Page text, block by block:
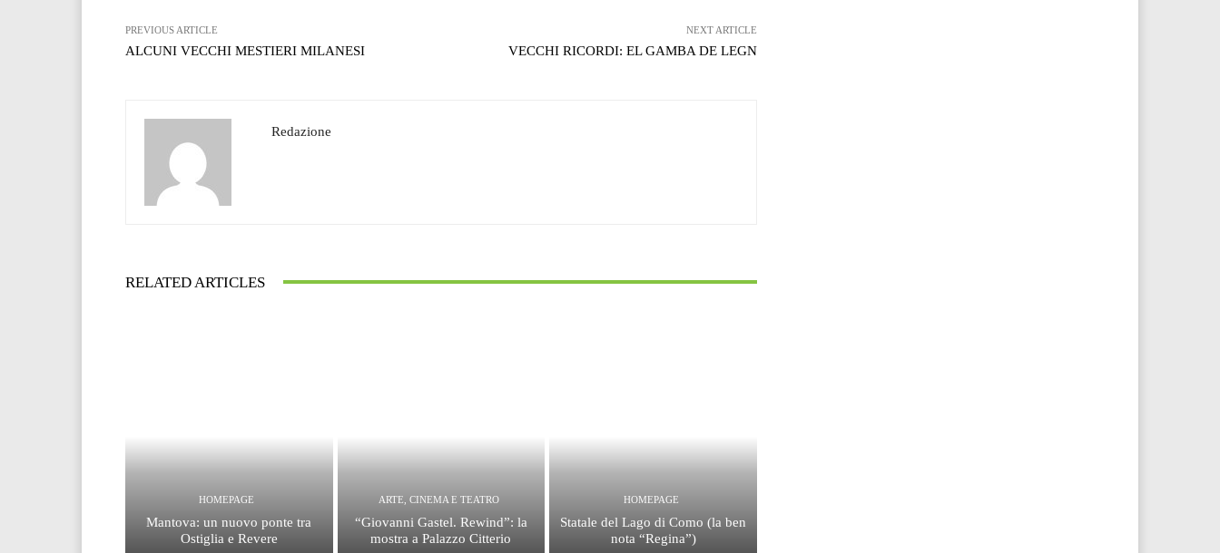
PREVIOUS ARTICLE
ALCUNI VECCHI MESTIERI MILANESI
NEXT ARTICLE
VECCHI RICORDI: EL GAMBA DE LEGN
Redazione
RELATED ARTICLES
HOMEPAGE
Mantova: un nuovo ponte tra
Ostiglia e Revere
ARTE, CINEMA E TEATRO
“Giovanni Gastel. Rewind”: la
mostra a Palazzo Citterio
HOMEPAGE
Statale del Lago di Como (la ben
nota “Regina”)